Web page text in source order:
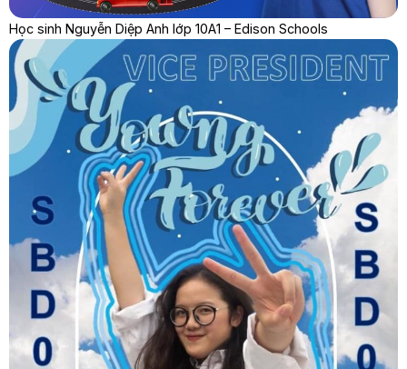
Học sinh Nguyễn Diệp Anh lớp 10A1 – Edison Schools